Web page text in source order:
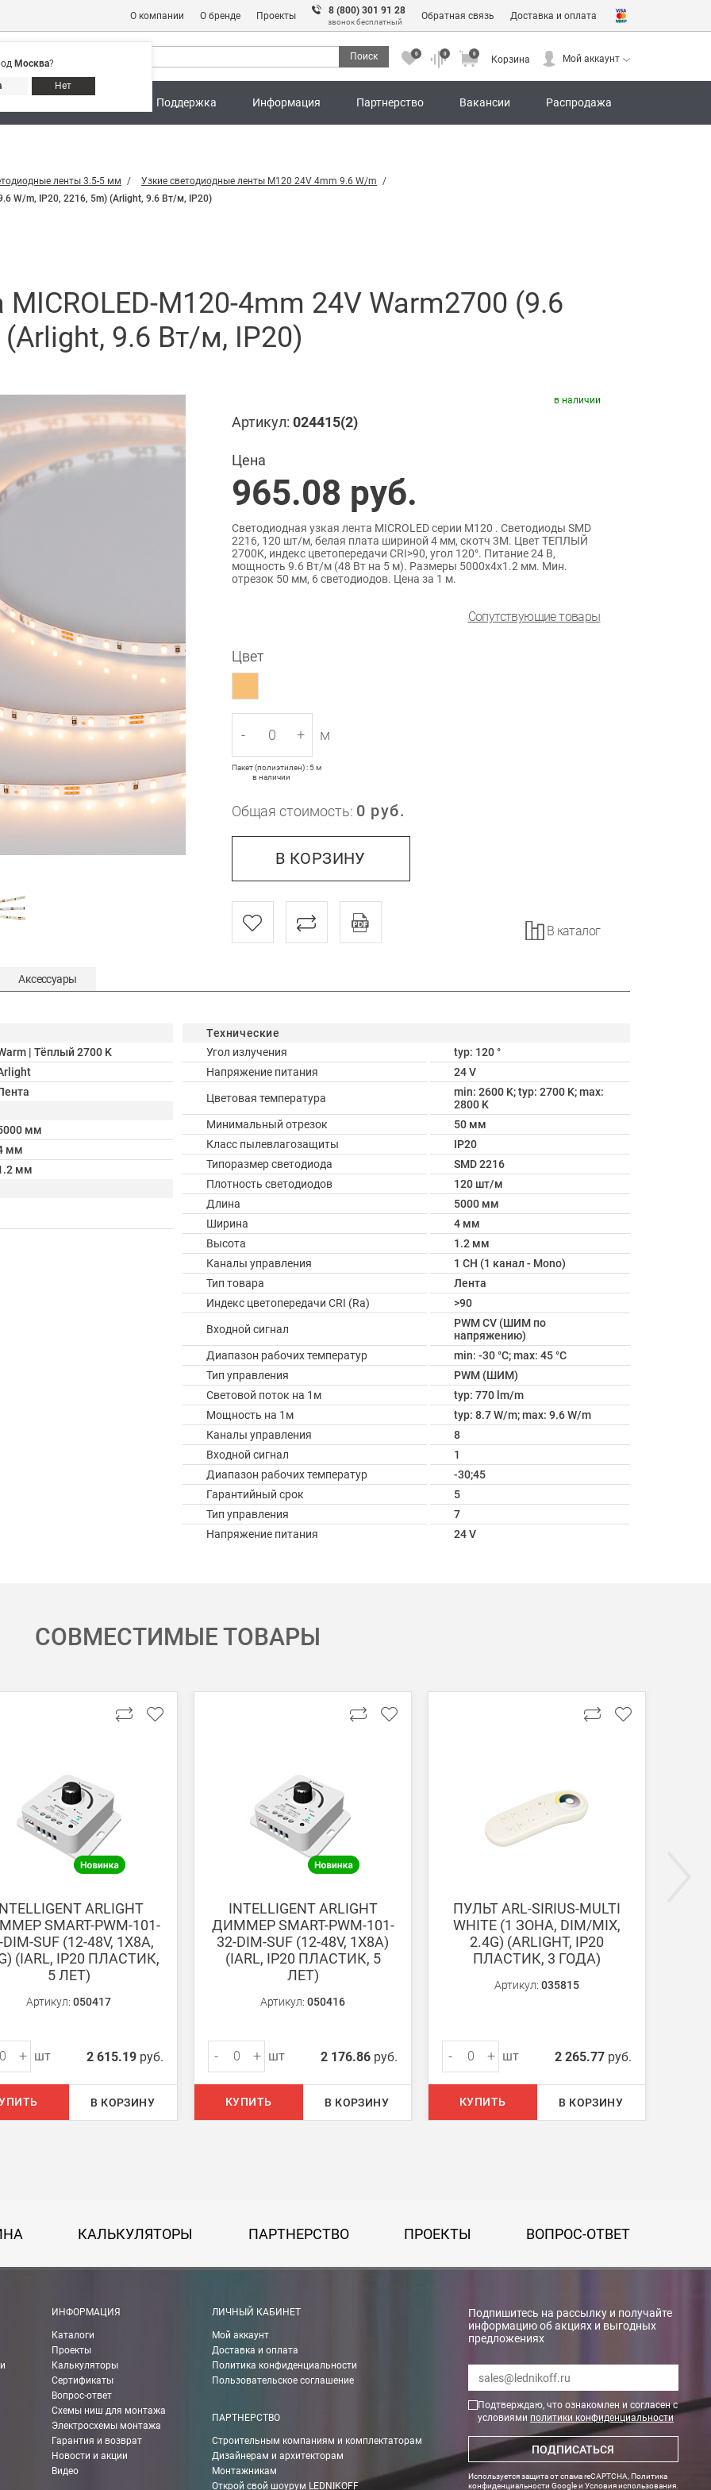
Москва?
Нет
О компании О бренде Проекты 8 (800) 301 91 28
звонок бесплатный
Обратная связь Доставка и оплата
Поиск 0 0 0
Корзина Мой аккаунт
Поддержка Информация Партнерство Вакансии Распродажа
Адреса магазинов 8 (800) 301 91 28 Корзина Мой аккаунт
ленты 3.5-5 мм
Узкие светодиодные ленты M120 24V 4mm 9.6 W/m
W/m, IP20, 2216, 5m) (Arlight, 9.6 Вт/м, IP20)
M120-4mm 24V Warm2700 (9.6
9.6 Вт/м, IP20)
в наличии
Артикул: 024415(2)
Цена
965.08 руб.
Светодиодная узкая лента MICROLED серии M120 . Светодиоды SMD
2216, 120 шт/м, белая плата шириной 4 мм, скотч 3M. Цвет ТЕПЛЫЙ
2700K, индекс цветопередачи CRI>90, угол 120°. Питание 24 В,
мощность 9.6 Вт/м (48 Вт на 5 м). Размеры 5000х4х1.2 мм. Мин.
отрезок 50 мм, 6 светодиодов. Цена за 1 м.
Сопутствующие товары
Цвет
- + м
Пакет (полиэтилен) : 5 м
в наличии
Общая стоимость: 0 руб.
В КОРЗИНУ
В каталог
Аксессуары
| Тёплый 2700 K
мм
мм
мм
Технические
Угол излучения
typ: 120 °
Напряжение питания
24 V
Цветовая температура
min: 2600 K; typ: 2700 K; max:
2800 K
Минимальный отрезок
50 мм
Класс пылевлагозащиты
IP20
Типоразмер светодиода
SMD 2216
Плотность светодиодов
120 шт/м
Длина
5000 мм
Ширина
4 мм
Высота
1.2 мм
Каналы управления
1 CH (1 канал - Mono)
Тип товара
Лента
Индекс цветопередачи CRI (Ra)
>90
Входной сигнал
PWM СV (ШИМ по
напряжению)
Диапазон рабочих температур
min: -30 °C; max: 45 °C
Тип управления
PWM (ШИМ)
Световой поток на 1м
typ: 770 lm/m
Мощность на 1м
typ: 8.7 W/m; max: 9.6 W/m
Каналы управления
8
Входной сигнал
1
Диапазон рабочих температур
-30;45
Гарантийный срок
5
Тип управления
7
Напряжение питания
24 V
в любом удобном Вам банке.
для уточнения даты доставки. Обратите внимание, что деньги поступают на наш счет в течении 3-5 дней.
из нашихмагазинов
Boxberry. При оформлении заказа выберете «Доставка Boxberry»
в другие города России.
ТК 750 руб.
СОВМЕСТИМЫЕ ТОВАРЫ
ARLIGHT
SMART-PWM-101-
DIM-SUF (12-48V, 1X8A,
(IARL, IP20 ПЛАСТИК,
5 ЛЕТ)
Артикул: 050417
+ шт 2 615.19 руб.
В КОРЗИНУ
INTELLIGENT ARLIGHT
ДИММЕР SMART-PWM-101-
32-DIM-SUF (12-48V, 1X8A)
(IARL, IP20 ПЛАСТИК, 5
ЛЕТ)
Артикул: 050416
- + шт 2 176.86 руб.
КУПИТЬ В КОРЗИНУ
ПУЛЬТ ARL-SIRIUS-MULTI
WHITE (1 ЗОНА, DIM/MIX,
2.4G) (ARLIGHT, IP20
ПЛАСТИК, 3 ГОДА)
Артикул: 035815
- + шт 2 265.77 руб.
КУПИТЬ В КОРЗИНУ
КАЛЬКУЛЯТОРЫ ПАРТНЕРСТВО ПРОЕКТЫ ВОПРОС-ОТВЕТ
ИНФОРМАЦИЯ
Каталоги
Проекты
Калькуляторы
Сертификаты
Вопрос-ответ
Схемы ниш для монтажа
Электросхемы монтажа
Гарантия и возврат
Новости и акции
Видео
ЛИЧНЫЙ КАБИНЕТ
Мой аккаунт
Доставка и оплата
Политика конфиденциальности
Пользовательское соглашение
ПАРТНЕРСТВО
Строительным компаниям и комплектаторам
Дизайнерам и архитекторам
Монтажникам
Открой свой шоурум LEDNIKOFF
Подпишитесь на рассылку и получайте
информацию об акциях и выгодных
предложениях
Подтверждаю, что ознакомлен и согласен с
условиями политики конфиденциальности
ПОДПИСАТЬСЯ
Используется защита от спама reCAPTCHA, Политика
конфиденциальности Googleи Условия использования.